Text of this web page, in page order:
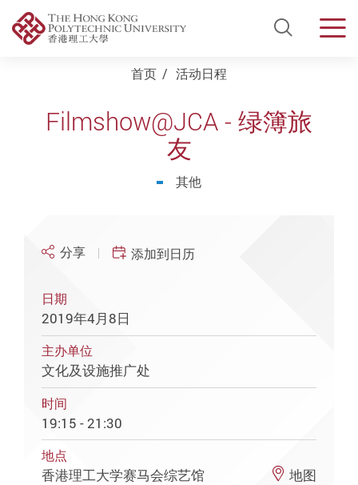
Open
首页 活动日程
Filmshow@JCA - 绿簿旅
友
其他
分享 添加到日历
日期
2019年4月8日
主办单位
文化及设施推广处
时间
19:15 - 21:30
地点
香港理工大学赛马会综艺馆 地图